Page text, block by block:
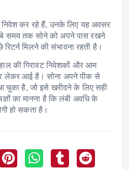
कर रहे हैं, उनके लिए यह अवसर
समय तक सोने को अपने पास रखने
मिलने की संभावना रहती है।
की गिरावट निवेशकों और आम
लेकर आई है। सोना अपने पीक से
है, जो इसे खरीदने के लिए सही
का मानना है कि लंबी अवधि के
हो सकता है।